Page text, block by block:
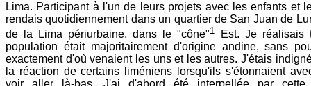
Lima. Participant à l'un de leurs projets avec les enfants et
rendais quotidiennement dans un quartier de San Juan de
de la Lima périurbaine, dans le "cône"1 Est. Je réalisais
population était majoritairement d'origine andine, sans
exactement d'où venaient les uns et les autres. J'étais
la réaction de certains liméniens lorsqu'ils s'étonnaient